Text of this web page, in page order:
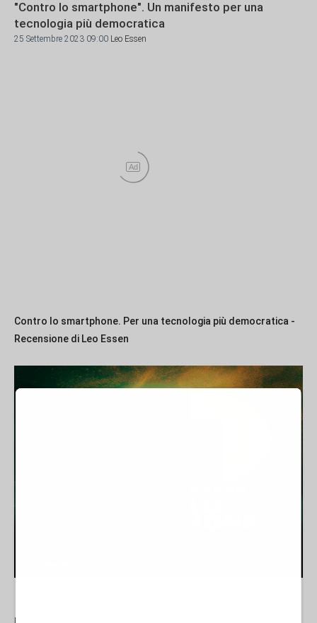
"Contro lo smartphone". Un manifesto per una
tecnologia più democratica
25 Settembre 2023 09:00 Leo Essen
Ad
Contro lo smartphone. Per una tecnologia più democratica -
Recensione di Leo Essen